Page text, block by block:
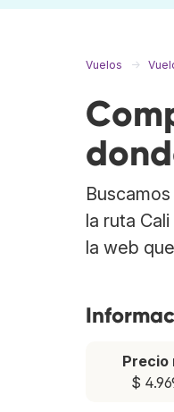
Vuelos
la ruta
la web
Precio
$